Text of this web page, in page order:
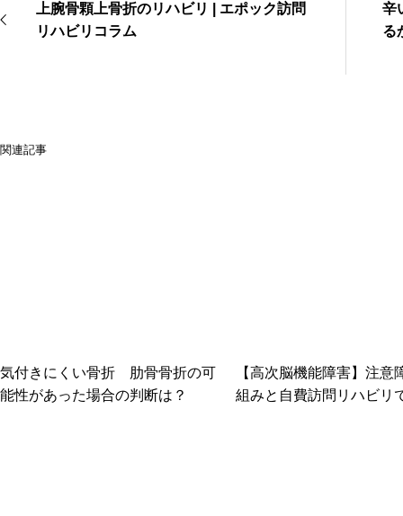
上腕骨顆上骨折のリハビリ | エポック訪問
リハビリコラム
辛
る
関連記事
気付きにくい骨折 肋骨骨折の可
能性があった場合の判断は？
【高次脳機能障害】注意
組みと自費訪問リハビリ